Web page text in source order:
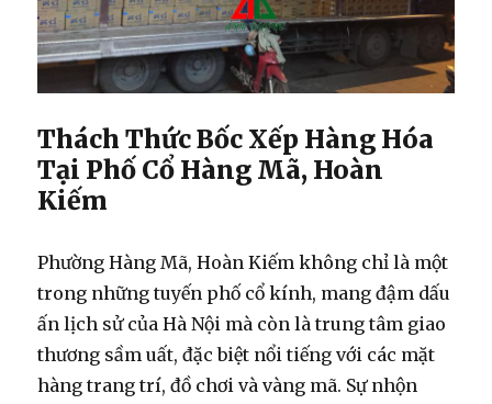
Thách Thức Bốc Xếp Hàng Hóa
Tại Phố Cổ Hàng Mã, Hoàn
Kiếm
Phường Hàng Mã, Hoàn Kiếm không chỉ là một
trong những tuyến phố cổ kính, mang đậm dấu
ấn lịch sử của Hà Nội mà còn là trung tâm giao
thương sầm uất, đặc biệt nổi tiếng với các mặt
hàng trang trí, đồ chơi và vàng mã. Sự nhộn